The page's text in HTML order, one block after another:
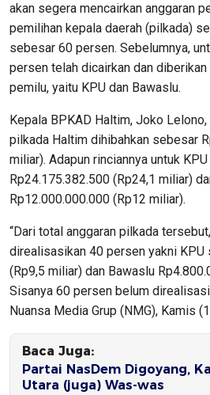
akan segera mencairkan anggaran
pemilihan kepala daerah (pilkada)
sebesar 60 persen. Sebelumnya,
persen telah dicairkan dan
pemilu, yaitu KPU dan Bawaslu.
Kepala BPKAD Haltim, Joko
pilkada Haltim dihibahkan sebesar
miliar). Adapun rinciannya untuk
Rp24.175.382.500 (Rp24,1 miliar)
Rp12.000.000.000 (Rp12 miliar).
“Dari total anggaran pilkada
direalisasikan 40 persen yakni KPU
(Rp9,5 miliar) dan Bawaslu
Sisanya 60 persen belum
Nuansa Media Grup (NMG), Kamis
Baca Juga:
Partai NasDem Digoyang,
Utara (juga) Was-was